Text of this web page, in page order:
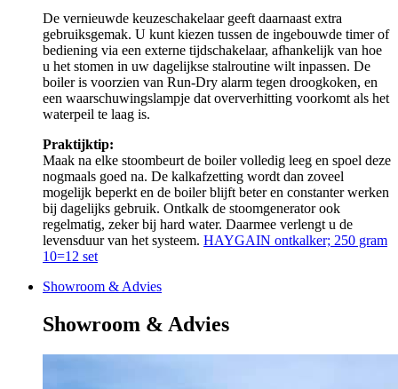
De vernieuwde keuzeschakelaar geeft daarnaast extra
gebruiksgemak. U kunt kiezen tussen de ingebouwde timer of
bediening via een externe tijdschakelaar, afhankelijk van hoe
u het stomen in uw dagelijkse stalroutine wilt inpassen. De
boiler is voorzien van Run-Dry alarm tegen droogkoken, en
een waarschuwingslampje dat oververhitting voorkomt als het
waterpeil te laag is.
Praktijktip:
Maak na elke stoombeurt de boiler volledig leeg en spoel deze
nogmaals goed na. De kalkafzetting wordt dan zoveel
mogelijk beperkt en de boiler blijft beter en constanter werken
bij dagelijks gebruik. Ontkalk de stoomgenerator ook
regelmatig, zeker bij hard water. Daarmee verlengt u de
levensduur van het systeem. HAYGAIN ontkalker; 250 gram
10=12 set
Showroom & Advies
Showroom & Advies